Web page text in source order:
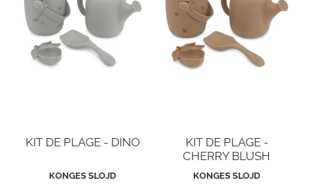
KIT DE PLAGE - DINO
KONGES SLOJD
KIT DE PLAGE -
CHERRY BLUSH
KONGES SLOJD